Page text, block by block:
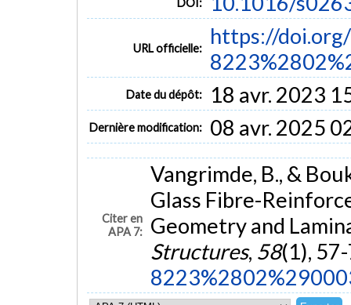
URL officielle:
https://
Date du dépôt: 18 avr. 2023
Dernière modification: 08 avr. 2025
Citer en
APA 7:
Vangrimde, B., &
Glass Fibre-
Geometry and
Structures, 58(1),